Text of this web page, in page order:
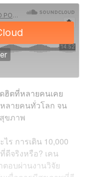
ฮิตที่หลายคนเคย
ลายคนทั่วโลก จน
ขภาพ
ร การเดิน 10,000
ดีจริงหรือ? เคน
อบผ่านงานวิจัย